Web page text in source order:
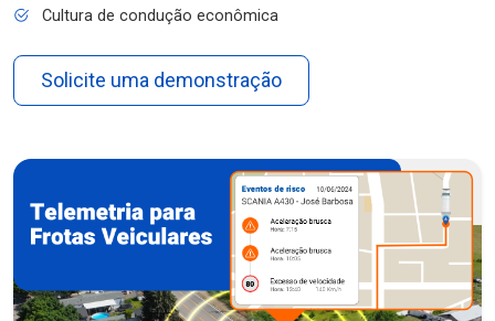
Cultura de condução econômica
Solicite uma demonstração